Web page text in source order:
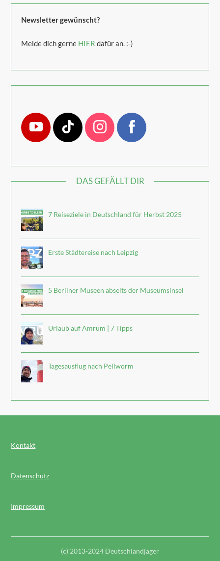
Newsletter gewünscht?
Melde dich gerne HIER dafür an. :-)
DAS GEFÄLLT DIR
7 Reiseziele in Deutschland für Herbst 2025
Erste Städtereise nach Leipzig
5 Berliner Museen abseits der Museumsinsel
Urlaub auf Amrum | 7 Tipps
Tagesausflug nach Pellworm
Kontakt
Datenschutz
Impressum
(c) 2013-2024 Deutschlandjäger